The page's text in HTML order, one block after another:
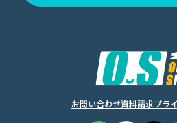
お問い合わせ資料請求プラ